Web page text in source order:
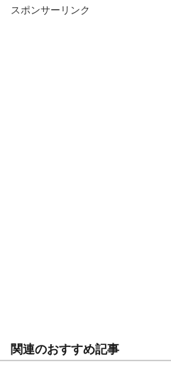
スポンサーリンク
関連のおすすめ記事